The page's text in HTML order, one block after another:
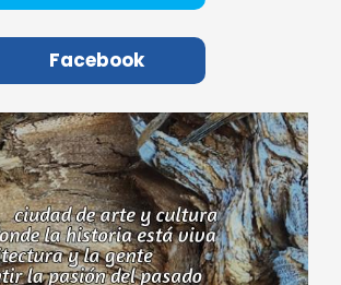
Facebook